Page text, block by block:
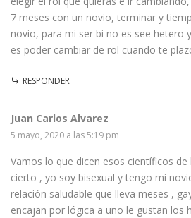
7 meses con un novio, terminar y
novio, para mi ser bi no es see hetero
es poder cambiar de rol cuando te
RESPONDER
Juan Carlos Alvarez
5 mayo, 2020 a las 5:19 pm
Vamos lo que dicen esos científicos de
cierto , yo soy bisexual y tengo mi
relación saludable que lleva meses ,
encajan por lógica a uno le gustan los